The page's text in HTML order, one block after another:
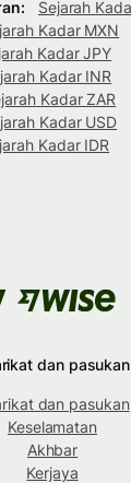
Sejarah
Kadar MXN
Kadar JPY
Kadar INR
Kadar ZAR
Kadar USD
Kadar IDR
dan pasukan
dan pasukan
Keselamatan
Akhbar
Kerjaya